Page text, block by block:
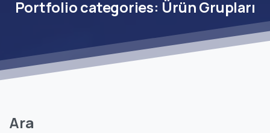
Portfoliocategories: ÜrünGrupları
Ara